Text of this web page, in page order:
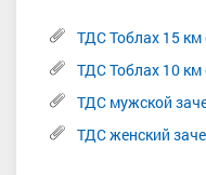
ТДС Тоблах 15 км
ТДС Тоблах 10 км
ТДС мужской
ТДС женский